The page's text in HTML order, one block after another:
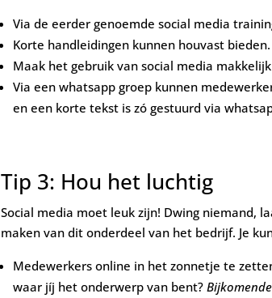
Via de eerder genoemde social media
Korte handleidingen kunnen houvast bieden.
Maak het gebruik van social media
Via een whatsapp groep kunnen
en een korte tekst is zó gestuurd via
Tip 3: Hou het luchtig
Social media moet leuk zijn! Dwing niemand,
maken van dit onderdeel van het bedrijf. Je
Medewerkers online in het zonnetje te
waar jíj het onderwerp van bent?